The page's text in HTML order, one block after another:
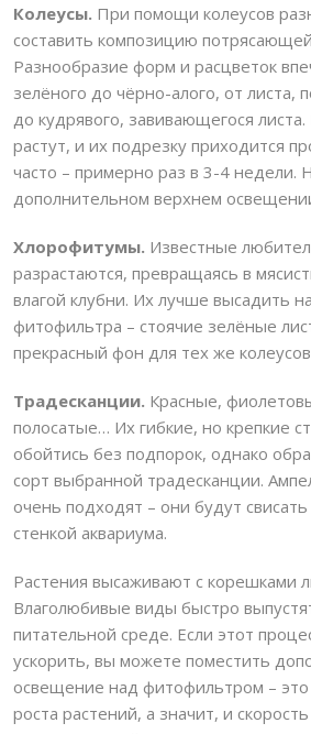
Колеусы. При помощи колеусов
составить композицию
Разнообразие форм и расцветок
зелёного до чёрно-алого, от листа,
до кудрявого, завивающегося
растут, и их подрезку приходится
часто – примерно раз в 3-4 недели.
дополнительном верхнем
Хлорофитумы. Известные
разрастаются, превращаясь в
влагой клубни. Их лучше высадить
фитофильтра – стоячие зелёные
прекрасный фон для тех же
Традесканции. Красные,
полосатые… Их гибкие, но крепкие
обойтись без подпорок, однако
сорт выбранной традесканции.
очень подходят – они будут
стенкой аквариума.
Растения высаживают с корешками
Влаголюбивые виды быстро
питательной среде. Если этот
ускорить, вы можете поместить
освещение над фитофильтром – это
роста растений, а значит, и